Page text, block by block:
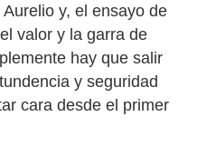
y, el ensayo de
valor y la garra de
hay que salir
y seguridad
cara desde el primer